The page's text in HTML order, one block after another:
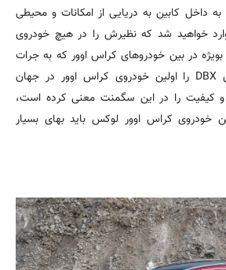
داخل کابین به دریایی از امکانات و محیطی
خواهید شد که نظیرش را در هیچ خودروی
بویژه در بین خودروهای کراس اوور که به جرات
می توانیم استون مارتین DBX را اولین خودروی کراس اوور در جهان
کیفیت را در این سگمنت معنی کرده است،
خودروی کراس اوور لوکس باید بهای بسیار